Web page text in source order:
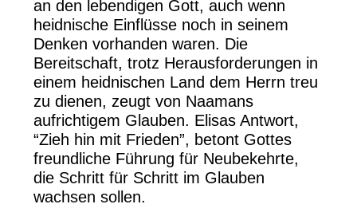
an den lebendigen Gott, auch wenn
heidnische Einflüsse noch in seinem
Denken vorhanden waren. Die
Bereitschaft, trotz Herausforderungen in
einem heidnischen Land dem Herrn treu
zu dienen, zeugt von Naamans
aufrichtigem Glauben. Elisas Antwort,
“Zieh hin mit Frieden”, betont Gottes
freundliche Führung für Neubekehrte,
die Schritt für Schritt im Glauben
wachsen sollen.